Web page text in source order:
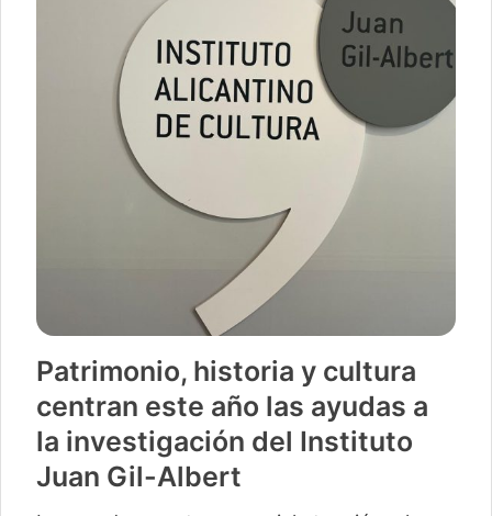
Patrimonio, historia y cultura
centran este año las ayudas a
la investigación del Instituto
Juan Gil-Albert